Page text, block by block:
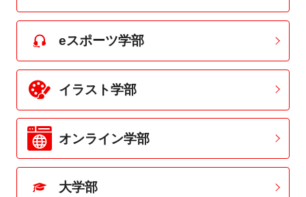
eスポーツ学部
イラスト学部
オンライン学部
大学部